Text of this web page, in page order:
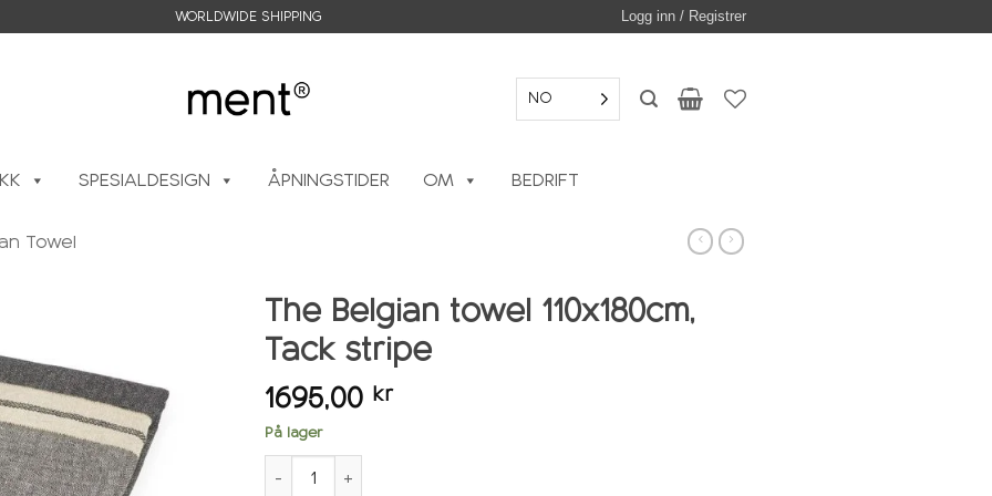
WORLDWIDE SHIPPING Logg inn / Registrer
NO
SPESIALDESIGN ÅPNINGSTIDER OM BEDRIFT
Towel
The Belgian towel 110x180cm,
Tack stripe
1695,00 kr
På lager
The Belgian towel 110x180cm, Tack stripe antall